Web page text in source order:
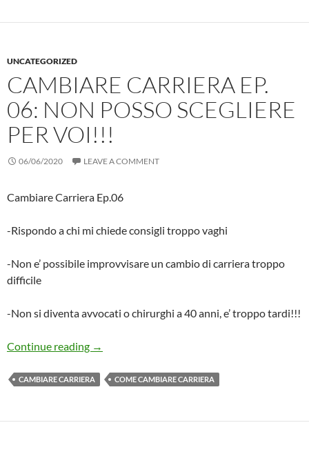
UNCATEGORIZED
CAMBIARE CARRIERA EP.
06: NON POSSO SCEGLIERE
PER VOI!!!
06/06/2020 LEAVE A COMMENT
Cambiare Carriera Ep.06
-Rispondo a chi mi chiede consigli troppo vaghi
-Non e’ possibile improvvisare un cambio di carriera troppo
difficile
-Non si diventa avvocati o chirurghi a 40 anni, e’ troppo tardi!!!
Continue reading Cambiare Carriera Ep. 06: non posso
→
CAMBIARE CARRIERA COME CAMBIARE CARRIERA